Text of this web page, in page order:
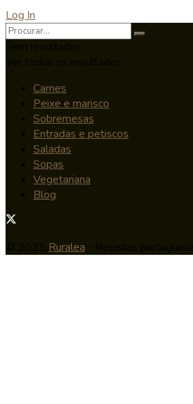
Log In
Carnes
Peixe e marisco
Sobremesas
Entradas e petiscos
Saladas
Sopas
Vegetariana
Blog
Ruralea